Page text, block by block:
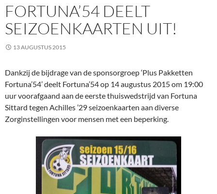
FORTUNA’54 DEELT
SEIZOENKAARTEN UIT!
13 AUGUSTUS 2015
Dankzij de bijdrage van de sponsorgroep ‘Plus Pakketten
Fortuna’54’ deelt Fortuna’54 op 14 augustus 2015 om 19:00
uur voorafgaand aan de eerste thuiswedstrijd van Fortuna
Sittard tegen Achilles ’29 seizoenkaarten aan diverse
Zorginstellingen voor mensen met een beperking.